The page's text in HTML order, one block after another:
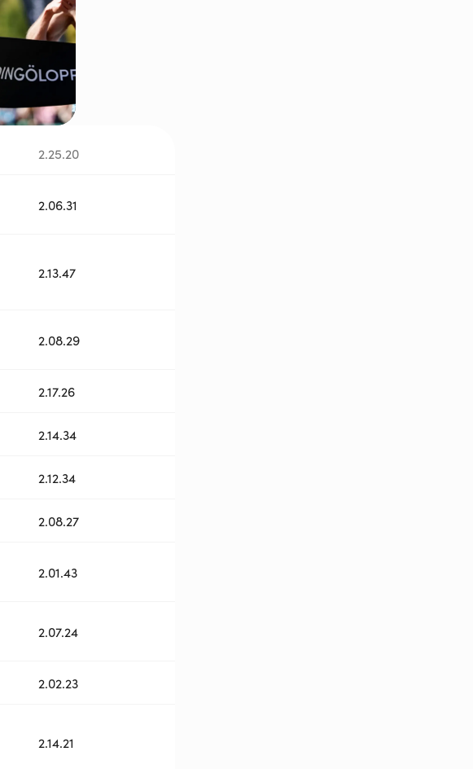
2.25.20
2.06.31
2.13.47
2.08.29
2.17.26
2.14.34
2.12.34
2.08.27
2.01.43
2.07.24
2.02.23
2.14.21